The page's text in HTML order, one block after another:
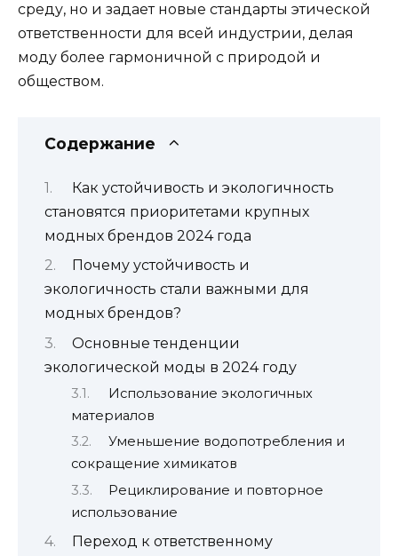
среду, но и задает новые стандарты этической
ответственности для всей индустрии, делая
моду более гармоничной с природой и
обществом.
Содержание
Как устойчивость и экологичность
становятся приоритетами крупных
модных брендов 2024 года
Почему устойчивость и
экологичность стали важными для
модных брендов?
Основные тенденции
экологической моды в 2024 году
Использование экологичных
материалов
Уменьшение водопотребления и
сокращение химикатов
Рециклирование и повторное
использование
Переход к ответственному